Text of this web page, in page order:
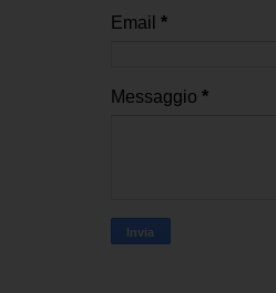
Email *
Messaggio *